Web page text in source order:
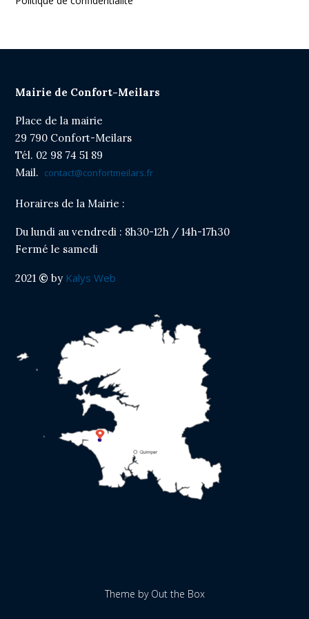
Cliquer sur le titre pour afficher l'article
Cliquer sur le titre pour afficher l'article
Arrêté stationnement rue Pen Ar Bed
Cliquer sur le titre pour afficher l'article
Mairie de Confort-Meilars
Place de la mairie
29 790 Confort-Meilars
Tél. 02 98 74 51 89
Mail. contact@confortmeilars.fr
Horaires de la Mairie :
Du lundi au vendredi : 8h30-12h / 14h-17h30
Fermé le samedi
2021 © by Kalys Web
Theme by Out the Box